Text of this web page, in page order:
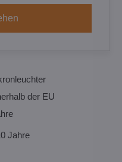
der EU
Jahre